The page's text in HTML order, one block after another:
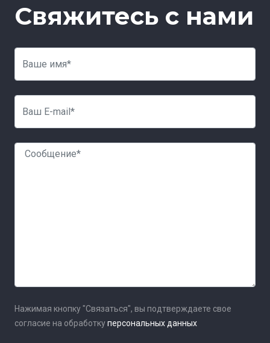
Свяжитесь с нами
Нажимая кнопку "Связаться", вы подтверждаете свое
согласие на обработкуперсональных данных